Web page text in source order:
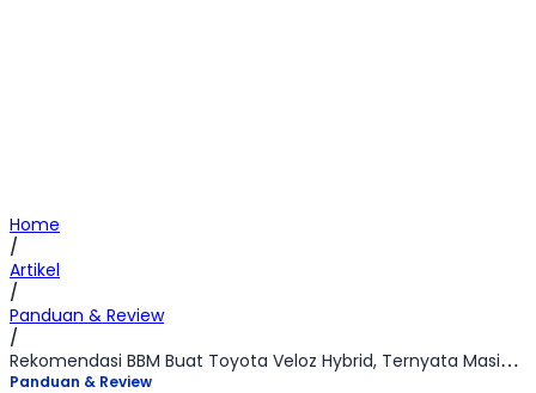
Home
/
Artikel
/
Panduan & Review
/
Rekomendasi BBM Buat Toyota Veloz Hybrid, Ternyata Masih Bisa Pakai RON 90!
Panduan & Review